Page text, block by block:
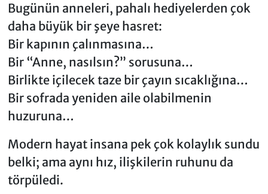
Bugünün anneleri, pahalı hediyelerden çok
daha büyük bir şeye hasret:
Bir kapının çalınmasına…
Bir “Anne, nasılsın?” sorusuna…
Birlikte içilecek taze bir çayın sıcaklığına…
Bir sofrada yeniden aile olabilmenin
huzuruna…
Modern hayat insana pek çok kolaylık sundu
belki; ama aynı hız, ilişkilerin ruhunu da
törpüledi.